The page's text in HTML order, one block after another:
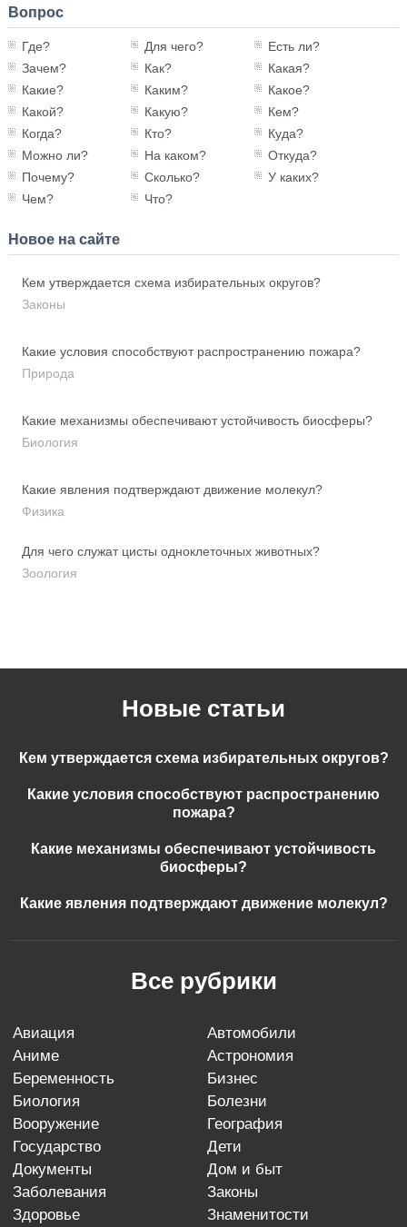
Вопрос
Где? Для чего?
Есть ли?
Зачем?
Как?
Какая?
Какие?
Каким?
Какое?
Какой?
Какую?
Кем?
Когда?
Кто?
Куда?
Можно ли?
На каком?
Откуда?
Почему?
Сколько?
У каких?
Чем?
Что?
Новое на сайте
Кем утверждается схема избирательных округов?
Законы
Какие условия способствуют распространению пожара?
Природа
Какие механизмы обеспечивают устойчивость биосферы?
Биология
Какие явления подтверждают движение молекул?
Физика
Для чего служат цисты одноклеточных животных?
Зоология
Новые статьи
Кем утверждается схема избирательных округов?
Какие условия способствуют распространению
пожара?
Какие механизмы обеспечивают устойчивость
биосферы?
Какие явления подтверждают движение молекул?
Все рубрики
авиация
автомобили
аниме
астрономия
беременность
бизнес
биология
болезни
вооружение
география
государство
дети
документы
дом и быт
заболевания
законы
здоровье
знаменитости